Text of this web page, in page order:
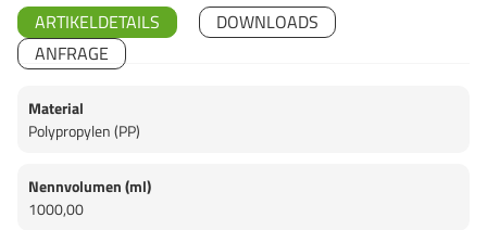
ARTIKELDETAILS
Material
Polypropylen (PP)
Nennvolumen (ml)
1000,00
DOWNLOADS
ANFRAGE